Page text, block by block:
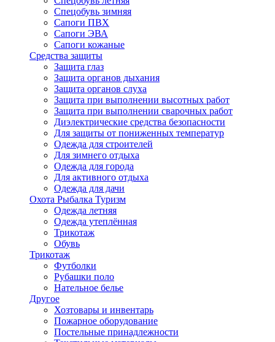
Спецобувь зимняя
Сапоги ПВХ
Сапоги ЭВА
Сапоги кожаные
Средства защиты
Защита глаз
Защита органов дыхания
Защита органов слуха
Защита при выполнении высотных работ
Защита при выполнении сварочных работ
Диэлектрические средства безопасности
Для защиты от пониженных температур
Одежда для строителей
Для зимнего отдыха
Одежда для города
Для активного отдыха
Одежда для дачи
Охота Рыбалка Туризм
Одежда летняя
Одежда утеплённая
Трикотаж
Обувь
Трикотаж
Футболки
Рубашки поло
Нательное белье
Другое
Хозтовары и инвентарь
Пожарное оборудование
Постельные принадлежности